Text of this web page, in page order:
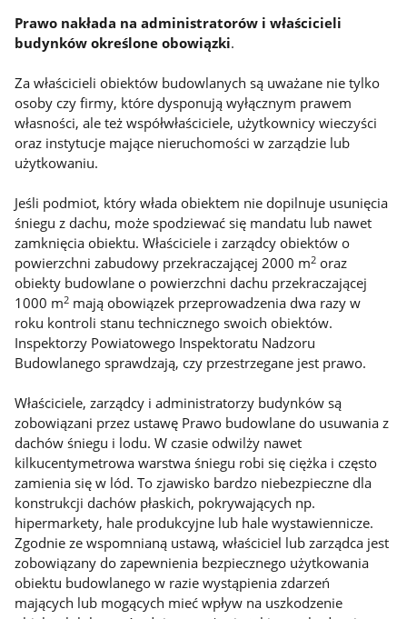
Prawo nakłada na administratorów i właścicieli
budynków określone obowiązki.
Za właścicieli obiektów budowlanych są uważane nie tylko
osoby czy firmy, które dysponują wyłącznym prawem
własności, ale też współwłaściciele, użytkownicy wieczyści
oraz instytucje mające nieruchomości w zarządzie lub
użytkowaniu.
Jeśli podmiot, który włada obiektem nie dopilnuje usunięcia
śniegu z dachu, może spodziewać się mandatu lub nawet
zamknięcia obiektu. Właściciele i zarządcy obiektów o
powierzchni zabudowy przekraczającej 2000 m2 oraz
obiekty budowlane o powierzchni dachu przekraczającej
1000 m2 mają obowiązek przeprowadzenia dwa razy w
roku kontroli stanu technicznego swoich obiektów.
Inspektorzy Powiatowego Inspektoratu Nadzoru
Budowlanego sprawdzają, czy przestrzegane jest prawo.
Właściciele, zarządcy i administratorzy budynków są
zobowiązani przez ustawę Prawo budowlane do usuwania z
dachów śniegu i lodu. W czasie odwilży nawet
kilkucentymetrowa warstwa śniegu robi się ciężka i często
zamienia się w lód. To zjawisko bardzo niebezpieczne dla
konstrukcji dachów płaskich, pokrywających np.
hipermarkety, hale produkcyjne lub hale wystawiennicze.
Zgodnie ze wspomnianą ustawą, właściciel lub zarządca jest
zobowiązany do zapewnienia bezpiecznego użytkowania
obiektu budowlanego w razie wystąpienia zdarzeń
mających lub mogących mieć wpływ na uszkodzenie